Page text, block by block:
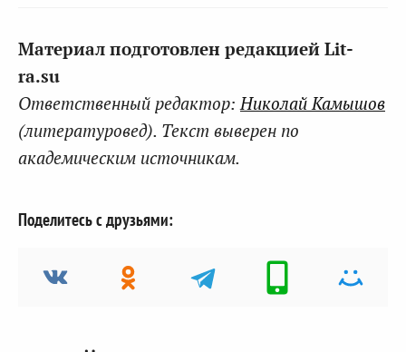
Материал подготовлен редакцией Lit-
ra.su
Ответственный редактор:Николай Камышов
(литературовед). Текст выверен по
академическим источникам.
Поделитесь с друзьями: